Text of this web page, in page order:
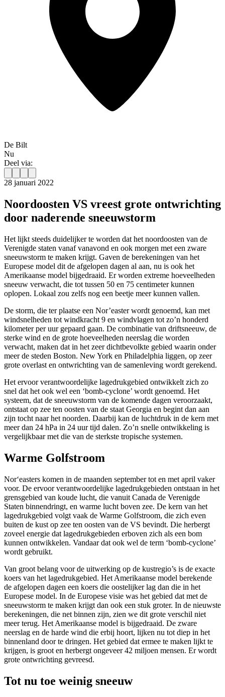
De Bilt
Nu
Deel via:
28 januari 2022
Noordoosten VS vreest grote ontwrichting
door naderende sneeuwstorm
Het lijkt steeds duidelijker te worden dat het noordoosten van de
Verenigde staten vanaf vanavond en ook morgen met een zware
sneeuwstorm te maken krijgt. Gaven de berekeningen van het
Europese model dit de afgelopen dagen al aan, nu is ook het
Amerikaanse model bijgedraaid. Er worden extreme hoeveelheden
sneeuw verwacht, die tot tussen 50 en 75 centimeter kunnen
oplopen. Lokaal zou zelfs nog een beetje meer kunnen vallen.
De storm, die ter plaatse een Nor’easter wordt genoemd, kan met
windsnelheden tot windkracht 9 en windvlagen tot zo’n honderd
kilometer per uur gepaard gaan. De combinatie van driftsneeuw, de
sterke wind en de grote hoeveelheden neerslag die worden
verwacht, maken dat in het zeer dichtbevolkte gebied waarin onder
meer de steden Boston. New York en Philadelphia liggen, op zeer
grote overlast en ontwrichting van de samenleving wordt gerekend.
Het ervoor verantwoordelijke lagedrukgebied ontwikkelt zich zo
snel dat het ook wel een ‘bomb-cyclone’ wordt genoemd. Het
systeem, dat de sneeuwstorm van de komende dagen veroorzaakt,
ontstaat op zee ten oosten van de staat Georgia en begint dan aan
zijn tocht naar het noorden. Daarbij kan de luchtdruk in de kern met
meer dan 24 hPa in 24 uur tijd dalen. Zo’n snelle ontwikkeling is
vergelijkbaar met die van de sterkste tropische systemen.
Warme Golfstroom
Nor‘easters komen in de maanden september tot en met april vaker
voor. De ervoor verantwoordelijke lagedrukgebieden ontstaan in het
grensgebied van koude lucht, die vanuit Canada de Verenigde
Staten binnendringt, en warme lucht boven zee. De kern van het
lagedrukgebied volgt vaak de Warme Golfstroom, die zich even
buiten de kust op zee ten oosten van de VS bevindt. Die herbergt
zoveel energie dat lagedrukgebieden erboven zich als een bom
kunnen ontwikkelen. Vandaar dat ook wel de term ‘bomb-cyclone’
wordt gebruikt.
Van groot belang voor de uitwerking op de kustregio’s is de exacte
koers van het lagedrukgebied. Het Amerikaanse model berekende
de afgelopen dagen een koers die oostelijker lag dan die in het
Europese model. In de Europese visie was het gebied dat met de
sneeuwstorm te maken krijgt dan ook een stuk groter. In de nieuwste
berekeningen, die net binnen zijn, zien we dit grote verschil niet
meer terug. Het Amerikaanse model is bijgedraaid. De zware
neerslag en de harde wind die erbij hoort, lijken nu tot diep in het
binnenland door te dringen. Het gebied dat ermee te maken lijkt te
krijgen, is groot en herbergt ongeveer 42 miljoen mensen. Er wordt
grote ontwrichting gevreesd.
Tot nu toe weinig sneeuw